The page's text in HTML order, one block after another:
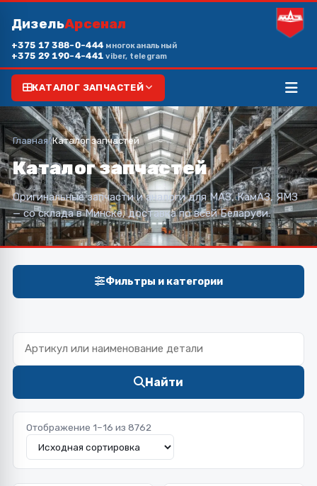
ДизельАрсенал
+375 17 388-0-444 многоканальный
+375 29 190-4-441viber, telegram
КАТАЛОГ ЗАПЧАСТЕЙ
Главная/Каталог запчастей
Каталог запчастей
Оригинальные запчасти и аналоги для МАЗ, КамАЗ, ЯМЗ
— со склада в Минске, доставка по всей Беларуси.
Фильтры и категории
Найти
Отображение 1–16 из 8762